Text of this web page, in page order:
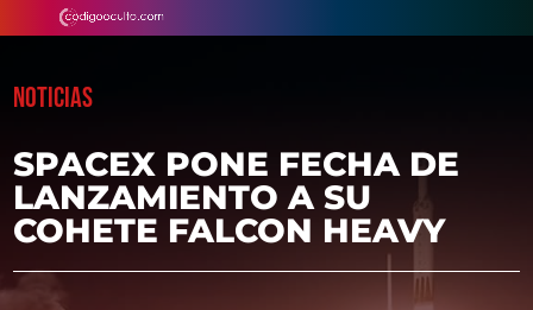
NOTICIAS
SPACEX PONE FECHA DE
LANZAMIENTO A SU
COHETE FALCON HEAVY